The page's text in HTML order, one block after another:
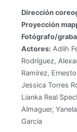
Dirección
Proyección
Fotógrafo/
Actores:Adlih
Rodríguez,
Ramírez,
Jessica Torres
Lianka Real
Almaguer,
García